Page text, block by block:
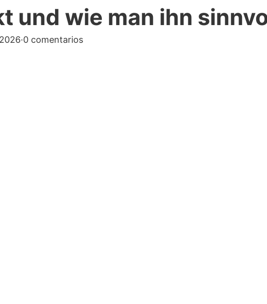
und wie man ihn
·0 comentarios